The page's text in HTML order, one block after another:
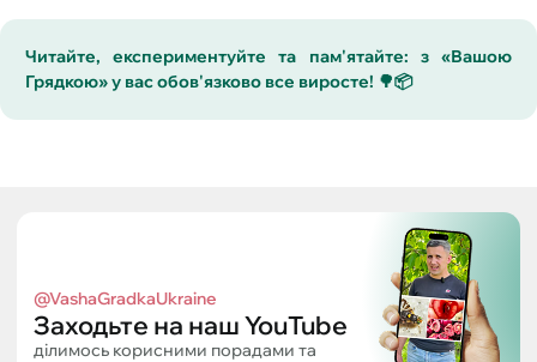
Читайте, експериментуйте та пам'ятайте: з «Вашою
Грядкою» у вас обов'язково все виросте! 🌳📦
@VashaGradkaUkraine
Заходьте на наш YouTube
ділимось корисними порадами та